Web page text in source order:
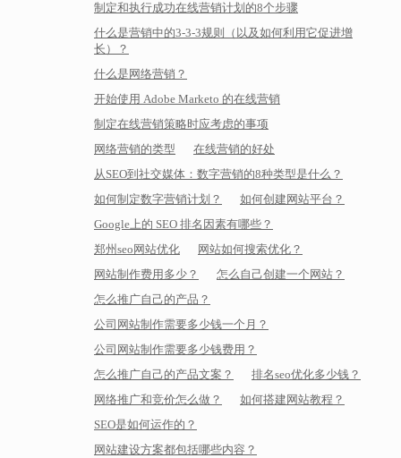
制定和执行成功在线营销计划的8个步骤
什么是营销中的3-3-3规则（以及如何利用它促进增
长）？
什么是网络营销？
开始使用 Adobe Marketo 的在线营销
制定在线营销策略时应考虑的事项
网络营销的类型
在线营销的好处
从SEO到社交媒体：数字营销的8种类型是什么？
如何制定数字营销计划？
如何创建网站平台？
Google上的 SEO 排名因素有哪些？
郑州seo网站优化
网站如何搜索优化？
网站制作费用多少？
怎么自己创建一个网站？
怎么推广自己的产品？
公司网站制作需要多少钱一个月？
公司网站制作需要多少钱费用？
怎么推广自己的产品文案？
排名seo优化多少钱？
网络推广和竞价怎么做？
如何搭建网站教程？
SEO是如何运作的？
网站建设方案都包括哪些内容？